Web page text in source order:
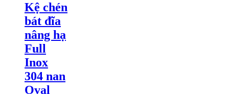
Kệ chén
bát đĩa
nâng hạ
Full
Inox
304 nan
Oval